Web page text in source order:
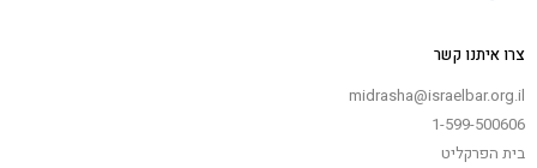
צרו איתנו קשר
midrasha@israelbar.org.il
1-599-500606
בית הפרקליט